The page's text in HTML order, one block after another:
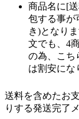
商品名に[
包する事が
き)となり
文でも、4
の為、こち
は割安にな
送料を含めたお
りする発送完了